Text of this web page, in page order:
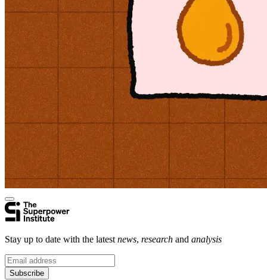
Stay up to date with the latest news, research and analysis
Subscribe